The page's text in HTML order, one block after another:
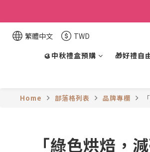
繁體中文 TWD
🥮中秋禮盒預購
🎁好禮自
Home 部落格列表 品牌專欄
「綠色烘焙，